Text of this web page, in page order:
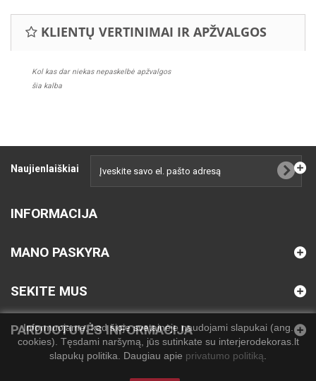
Informuojame, kad šioje svetainėje naudojami slapukai (ang.
cookies). Tęsdami naršymą, jūs sutinkate su interjerodekoras.lt
slapukų politika. Daugiau apie privatumo politiką
KLIENTŲ VERTINIMAI IR APŽVALGOS
Kol kas dar niekas nepaskelbė apžvalgos
šia kalba
Naujienlaiškiai
INFORMACIJA
MANO PASKYRA
SEKITE MUS
PARDUOTUVĖS INFORMACIJA